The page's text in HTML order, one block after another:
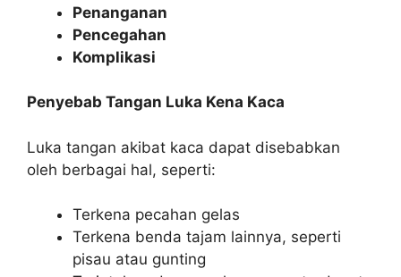
Penanganan
Pencegahan
Komplikasi
Penyebab Tangan Luka Kena Kaca
Luka tangan akibat kaca dapat disebabkan
oleh berbagai hal, seperti:
Terkena pecahan gelas
Terkena benda tajam lainnya, seperti
pisau atau gunting